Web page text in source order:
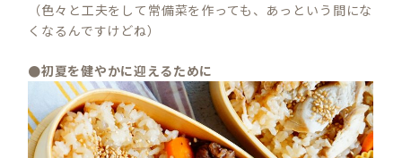
（色々と工夫をして常備菜を作っても、あっという間にな
くなるんですけどね）
●初夏を健やかに迎えるために